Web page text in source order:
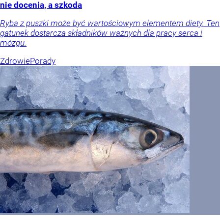
nie docenia, a szkoda
Ryba z puszki może być wartościowym elementem diety. Ten
gatunek dostarcza składników ważnych dla pracy serca i
mózgu.
ZdrowiePorady